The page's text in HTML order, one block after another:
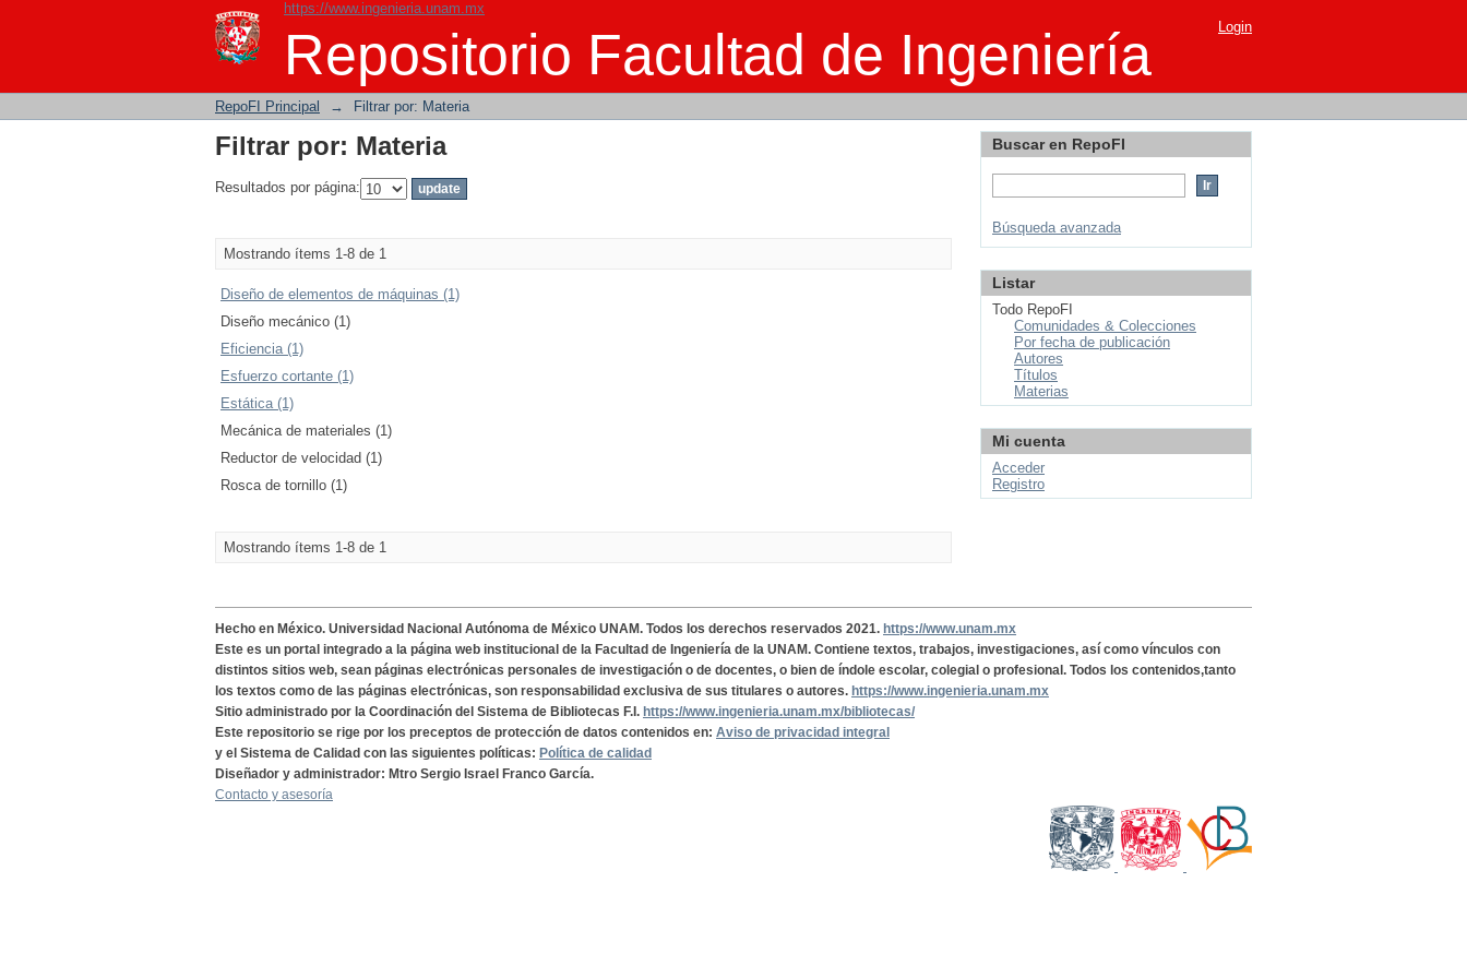
https://www.ingenieria.unam.mx
Repositorio Facultad de Ingeniería
Filtrar por: Materia Login
RepoFI Principal → Filtrar por: Materia
Filtrar por: Materia
Resultados por página:
Mostrando ítems 1-8 de 1
Diseño de elementos de máquinas (1)
Diseño mecánico (1)
Eficiencia (1)
Esfuerzo cortante (1)
Estática (1)
Mecánica de materiales (1)
Reductor de velocidad (1)
Rosca de tornillo (1)
Mostrando ítems 1-8 de 1
Buscar en RepoFI
Búsqueda avanzada
Listar
Todo RepoFI
Comunidades & Colecciones
Por fecha de publicación
Autores
Títulos
Materias
Mi cuenta
Acceder
Registro
Hecho en México. Universidad Nacional Autónoma de México UNAM. Todos los derechos reservados 2021. https://www.unam.mx
Este es un portal integrado a la página web institucional de la Facultad de Ingeniería de la UNAM. Contiene textos, trabajos, investigaciones, así como vínculos con
distintos sitios web, sean páginas electrónicas personales de investigación o de docentes, o bien de índole escolar, colegial o profesional. Todos los contenidos,tanto
los textos como de las páginas electrónicas, son responsabilidad exclusiva de sus titulares o autores. https://www.ingenieria.unam.mx
Sitio administrado por la Coordinación del Sistema de Bibliotecas F.I. https://www.ingenieria.unam.mx/bibliotecas/
Este repositorio se rige por los preceptos de protección de datos contenidos en: Aviso de privacidad integral
y el Sistema de Calidad con las siguientes políticas: Política de calidad
Diseñador y administrador: Mtro Sergio Israel Franco García.
Contacto y asesoría